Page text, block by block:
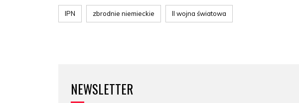
IPN zbrodnie niemieckie II wojna światowa
NEWSLETTER